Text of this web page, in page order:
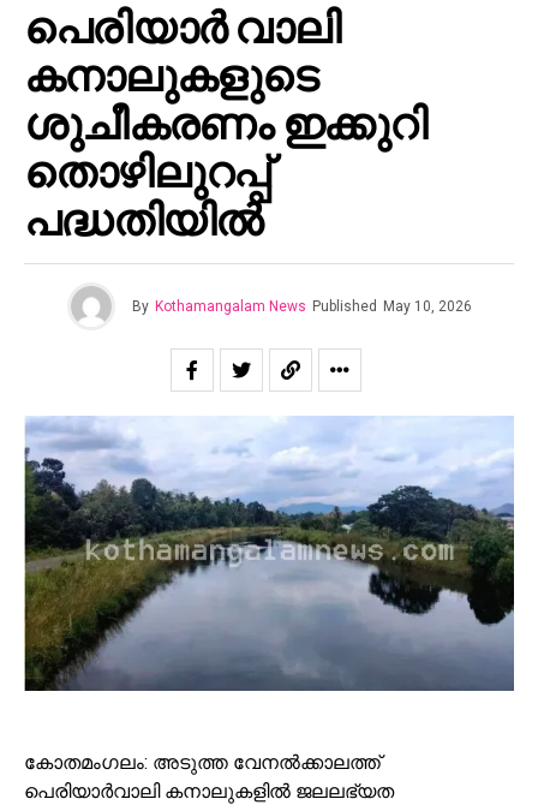
പെരിയാർ വാലി
കനാലുകളുടെ
ശുചീകരണം ഇക്കുറി
തൊഴിലുറപ്പ്
പദ്ധതിയിൽ
By Kothamangalam News Published May 10, 2026
കോതമംഗലം: അടുത്ത വേനല്‍ക്കാലത്ത്
പെരിയാര്‍വാലി കനാലുകളില്‍ ജലലഭ്യത